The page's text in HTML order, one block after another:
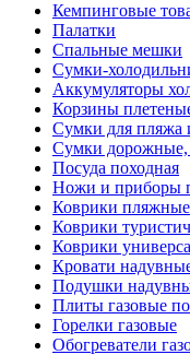
Кемпинговые
Палатки
Спальные мешки
Сумки-
Аккумуляторы
Корзины
Сумки для пляжа
Сумки дорожные,
Посуда походная
Ножи и приборы
Коврики пляжные
Коврики
Коврики
Кровати
Подушки
Плиты газовые
Горелки газовые
Обогреватели